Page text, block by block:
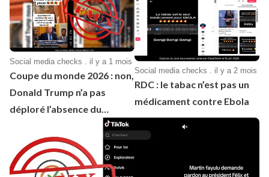
Social media checks . il y a 1 mois
Coupe du monde 2026 : non,
Donald Trump n’a pas
déploré l’absence du
compétition de football
Social media checks . il y a 2 mois
RDC : le tabac n’est pas un
médicament contre Ebola